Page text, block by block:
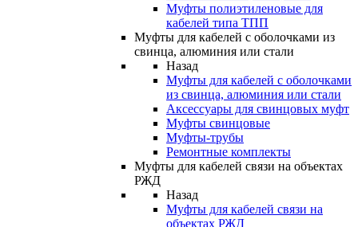
Муфты полиэтиленовые для
кабелей типа ТПП
Муфты для кабелей с оболочками из
свинца, алюминия или стали
Назад
Муфты для кабелей с оболочками
из свинца, алюминия или стали
Аксессуары для свинцовых муфт
Муфты свинцовые
Муфты-трубы
Ремонтные комплекты
Муфты для кабелей связи на объектах
РЖД
Назад
Муфты для кабелей связи на
объектах РЖД